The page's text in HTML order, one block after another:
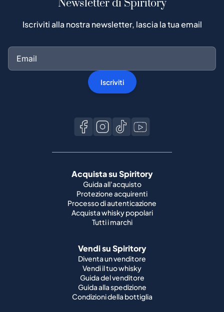
Newsletter di Spiritory
Iscriviti alla nostra newsletter, lascia la tua email
Iscriviti
Acquista su Spiritory
Guida all'acquisto
Protezione acquirenti
Processo di autenticazione
Acquista whisky popolari
Tutti i marchi
Vendi su Spiritory
Diventa un venditore
Vendi il tuo whisky
Guida del venditore
Guida alla spedizione
Condizioni della bottiglia